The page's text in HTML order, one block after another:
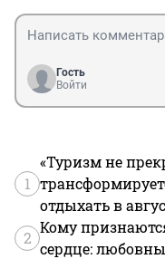
Гость
Войти
1
«Туризм не
отдыхать в
2
Кому
сердце: